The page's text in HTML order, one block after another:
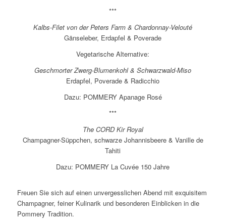
***
Kalbs-Filet von der Peters Farm & Chardonnay-Velouté
Gänseleber, Erdapfel & Poverade
Vegetarische Alternative:
Geschmorter Zwerg-Blumenkohl & Schwarzwald-Miso
Erdapfel, Poverade & Radicchio
Dazu: POMMERY Apanage Rosé
***
The CORD Kir Royal
Champagner-Süppchen, schwarze Johannisbeere & Vanille de
Tahiti
Dazu: POMMERY La Cuvée 150 Jahre
Freuen Sie sich auf einen unvergesslichen Abend mit exquisitem
Champagner, feiner Kulinarik und besonderen Einblicken in die
Pommery Tradition.